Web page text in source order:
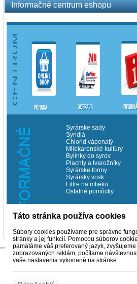
Informačné centrum eshopu
Syrárske sady
Syridlá
Chlorid vápenatý
Mliekarenské kultúry
Bylinky do syrov
Plachty a tvarožníky
Syrárske formy
Syrársky vosk
Filtre na mlieko
Ostatné pomôcky
Táto stránka používa cookies
Súbory cookies používame pre správne
stránky a jej funkcií. Pomocou súborov
pamätáme váš preferovaný jazyk,
zobrazovaných reklám, počítame
vaše nastavenia vykonané na stránke.